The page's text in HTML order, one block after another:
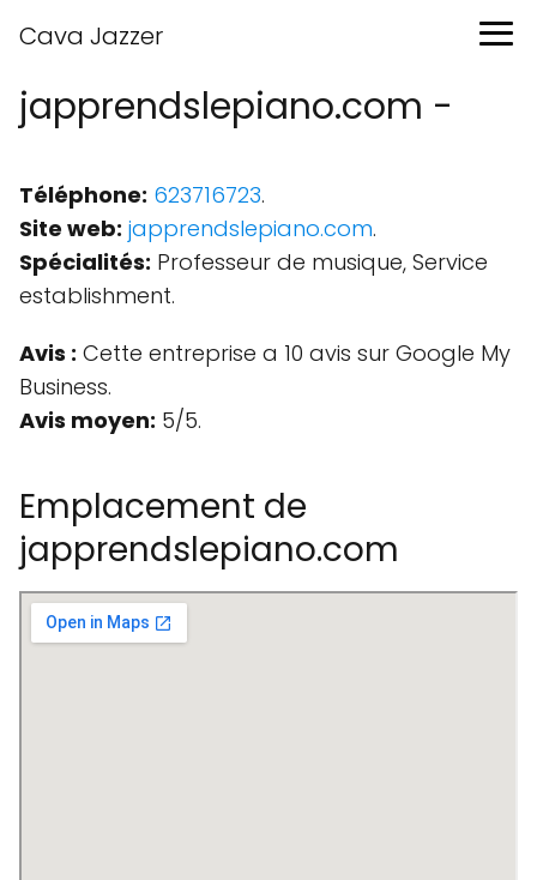
Cava Jazzer
japprendslepiano.com -
Téléphone: 623716723.
Site web: japprendslepiano.com.
Spécialités: Professeur de musique, Service
establishment.
Avis : Cette entreprise a 10 avis sur Google My
Business.
Avis moyen: 5/5.
Emplacement de
japprendslepiano.com